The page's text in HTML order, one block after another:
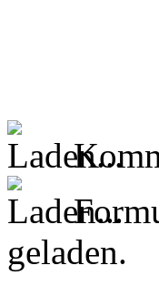
geladen.